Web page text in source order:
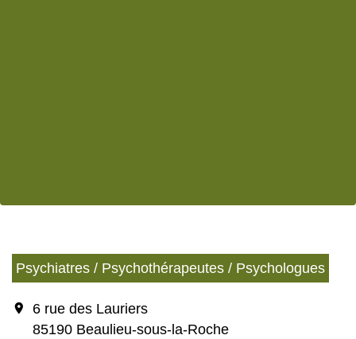
Psychiatres / Psychothérapeutes / Psychologues
location_on
6 rue des Lauriers
85190 Beaulieu-sous-la-Roche